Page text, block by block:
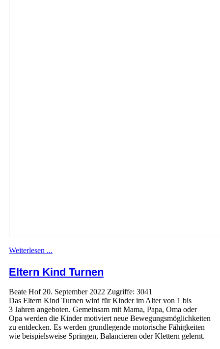
Weiterlesen ...
Eltern Kind Turnen
Beate Hof 20. September 2022 Zugriffe: 3041
Das Eltern Kind Turnen wird für Kinder im Alter von 1 bis
3 Jahren angeboten. Gemeinsam mit Mama, Papa, Oma oder
Opa werden die Kinder motiviert neue Bewegungsmöglichkeiten
zu entdecken. Es werden grundlegende motorische Fähigkeiten
wie beispielsweise Springen, Balancieren oder Klettern gelernt.